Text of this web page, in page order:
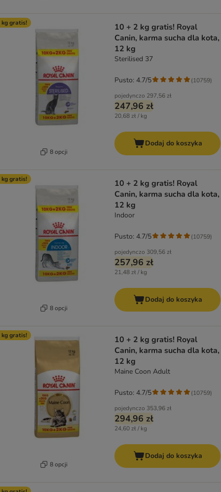
kg gratis!
8 opcji
10 + 2 kg gratis! Royal
Canin, karma sucha dla kota,
12 kg
Sterilised 37
pojedynczo 297,56 zł
247,96 zł
20,68 zł / kg
Pusto: 4.7/5 (10759)
Dodaj do koszyka
kg gratis!
8 opcji
10 + 2 kg gratis! Royal
Canin, karma sucha dla kota,
12 kg
Indoor
pojedynczo 309,56 zł
257,96 zł
21,48 zł / kg
Pusto: 4.7/5 (10759)
Dodaj do koszyka
kg gratis!
8 opcji
10 + 2 kg gratis! Royal
Canin, karma sucha dla kota,
12 kg
Maine Coon Adult
pojedynczo 353,96 zł
294,96 zł
24,60 zł / kg
Pusto: 4.7/5 (10759)
Dodaj do koszyka